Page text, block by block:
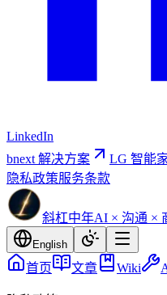
LinkedIn
bnext 解决方案
LG 智能
隐私政策服务条款
斜杠中年AI × 沟通 ×
English
首页 文章 Wiki